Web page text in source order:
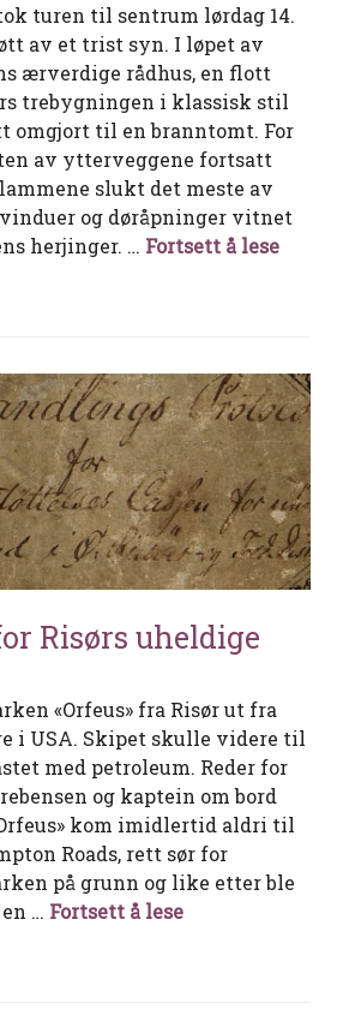
turen til sentrum lørdag 14.
av et trist syn. I løpet av
ærverdige rådhus, en flott
trebygningen i klassisk stil
omgjort til en branntomt. For
av ytterveggene fortsatt
slukt det meste av
og døråpninger vitnet
herjinger. … Fortsett å leseDa
Risørs uheldige
«Orfeus» fra Risør ut fra
i USA. Skipet skulle videre til
med petroleum. Reder for
og kaptein om bord
kom imidlertid aldri til
Roads, rett sør for
på grunn og like etter ble
… Fortsett å leseRedningen for